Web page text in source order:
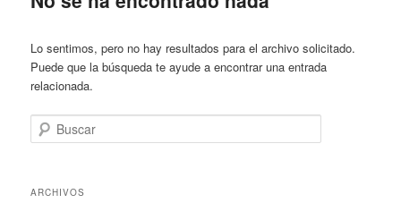
Lo sentimos, pero no hay resultados para el archivo solicitado.
Puede que la búsqueda te ayude a encontrar una entrada
relacionada.
Buscar
ARCHIVOS